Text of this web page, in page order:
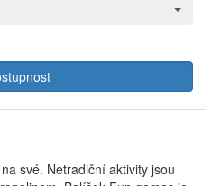
své. Netradiční aktivity jsou